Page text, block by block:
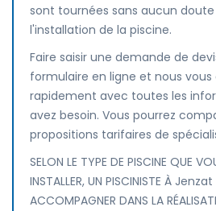
sont tournées sans aucun
l'installation de la piscine.
Faire saisir une demande de
formulaire en ligne et nous
rapidement avec toutes les
avez besoin. Vous pourrez
propositions tarifaires de
SELON LE TYPE DE PISCINE QUE
INSTALLER, UN PISCINISTE À
ACCOMPAGNER DANS LA